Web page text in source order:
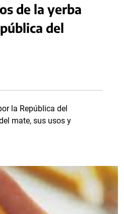
de la yerba
del
la República del
mate, sus usos y